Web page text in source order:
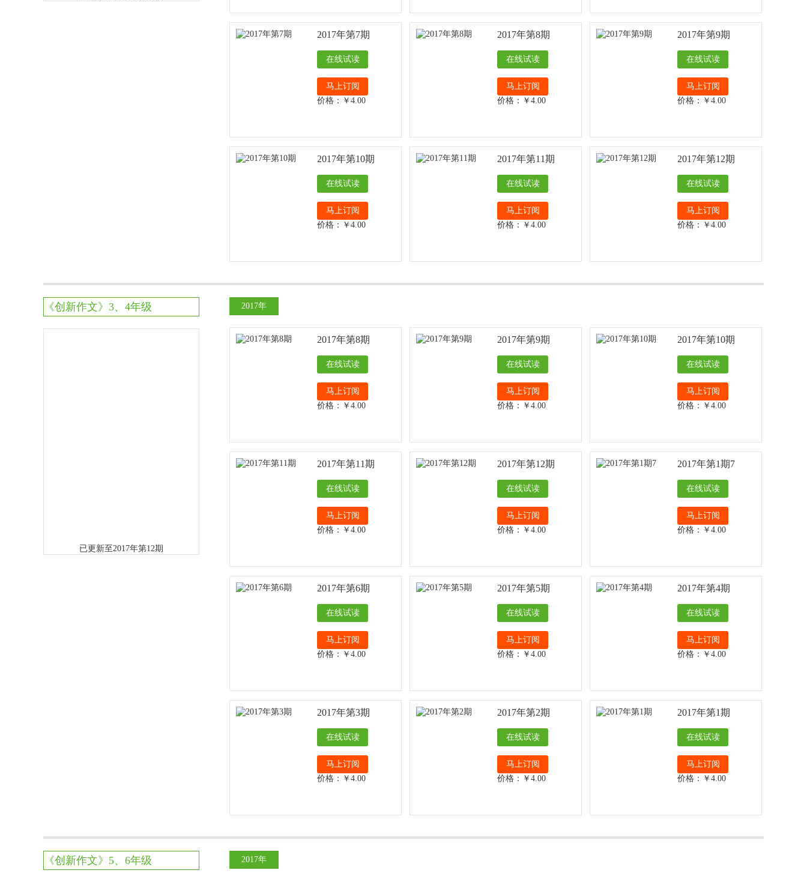
2017年第7期
在线试读
马上订阅
价格：￥4.00
2017年第8期
在线试读
马上订阅
价格：￥4.00
2017年第9期
在线试读
马上订阅
价格：￥4.00
2017年第10期
在线试读
马上订阅
价格：￥4.00
2017年第11期
在线试读
马上订阅
价格：￥4.00
2017年第12期
在线试读
马上订阅
价格：￥4.00
《创新作文》3、4年级
已更新至2017年第12期
2017年
2017年第8期
在线试读
马上订阅
价格：￥4.00
2017年第9期
在线试读
马上订阅
价格：￥4.00
2017年第10期
在线试读
马上订阅
价格：￥4.00
2017年第11期
在线试读
马上订阅
价格：￥4.00
2017年第12期
在线试读
马上订阅
价格：￥4.00
2017年第1期7
在线试读
马上订阅
价格：￥4.00
2017年第6期
在线试读
马上订阅
价格：￥4.00
2017年第5期
在线试读
马上订阅
价格：￥4.00
2017年第4期
在线试读
马上订阅
价格：￥4.00
2017年第3期
在线试读
马上订阅
价格：￥4.00
2017年第2期
在线试读
马上订阅
价格：￥4.00
2017年第1期
在线试读
马上订阅
价格：￥4.00
《创新作文》5、6年级 2017年